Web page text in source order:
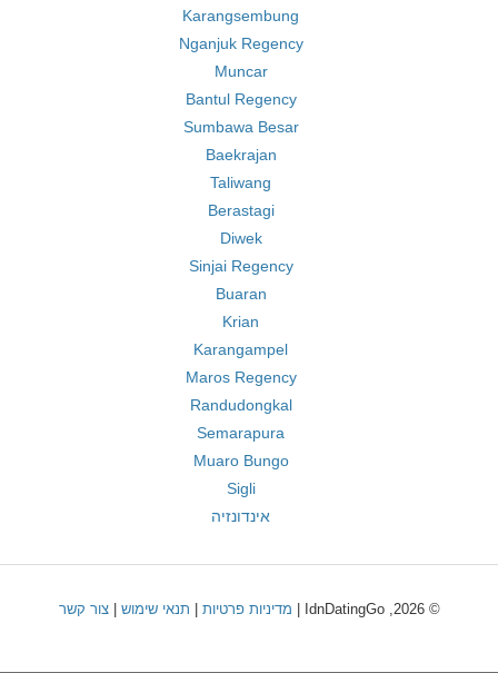
Karangsembung
Nganjuk Regency
Muncar
Bantul Regency
Sumbawa Besar
Baekrajan
Taliwang
Berastagi
Diwek
Sinjai Regency
Buaran
Krian
Karangampel
Maros Regency
Randudongkal
Semarapura
Muaro Bungo
Sigli
אינדונזיה
© 2026, IdnDatingGo | מדיניות פרטיות תנאי שימוש |צור קשר